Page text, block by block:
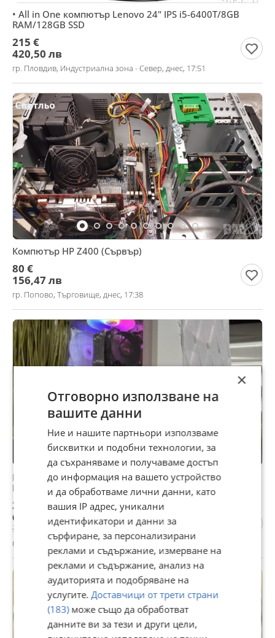
• All in One компютър Lenovo 24" IPS i5-6400T/8GB
RAM/128GB SSD
215 €
420,50 лв
гр. Пловдив, Индустриална зона - Север, днес, 17:51
Компютър HP Z400 (Сървър)
80 €
156,47 лв
гр. Попово, Търговище, днес, 17:38
Геймърски компютър Intel i5 7500/RX580 8GB/16
Ram/512 ssd/550W
335 €
655,20 лв
339 € | 663,03 лв
гр. Силистра, Център, днес, 19:01
×
Отговорно използване на
вашите данни
Ние и нашите партньори използваме
бисквитки и подобни технологии, за
да съхраняваме и получаваме достъп
до информация на вашето устройство
и да обработваме лични данни, като
вашия IP адрес, уникални
идентификатори и данни за
сърфиране, за персонализирани
реклами и съдържание, измерване на
реклами и съдържание, анализ на
аудиторията и подобряване на
услугите.Доставчици от трети страни
(183)може също да обработват
данните ви за тези и други цели,